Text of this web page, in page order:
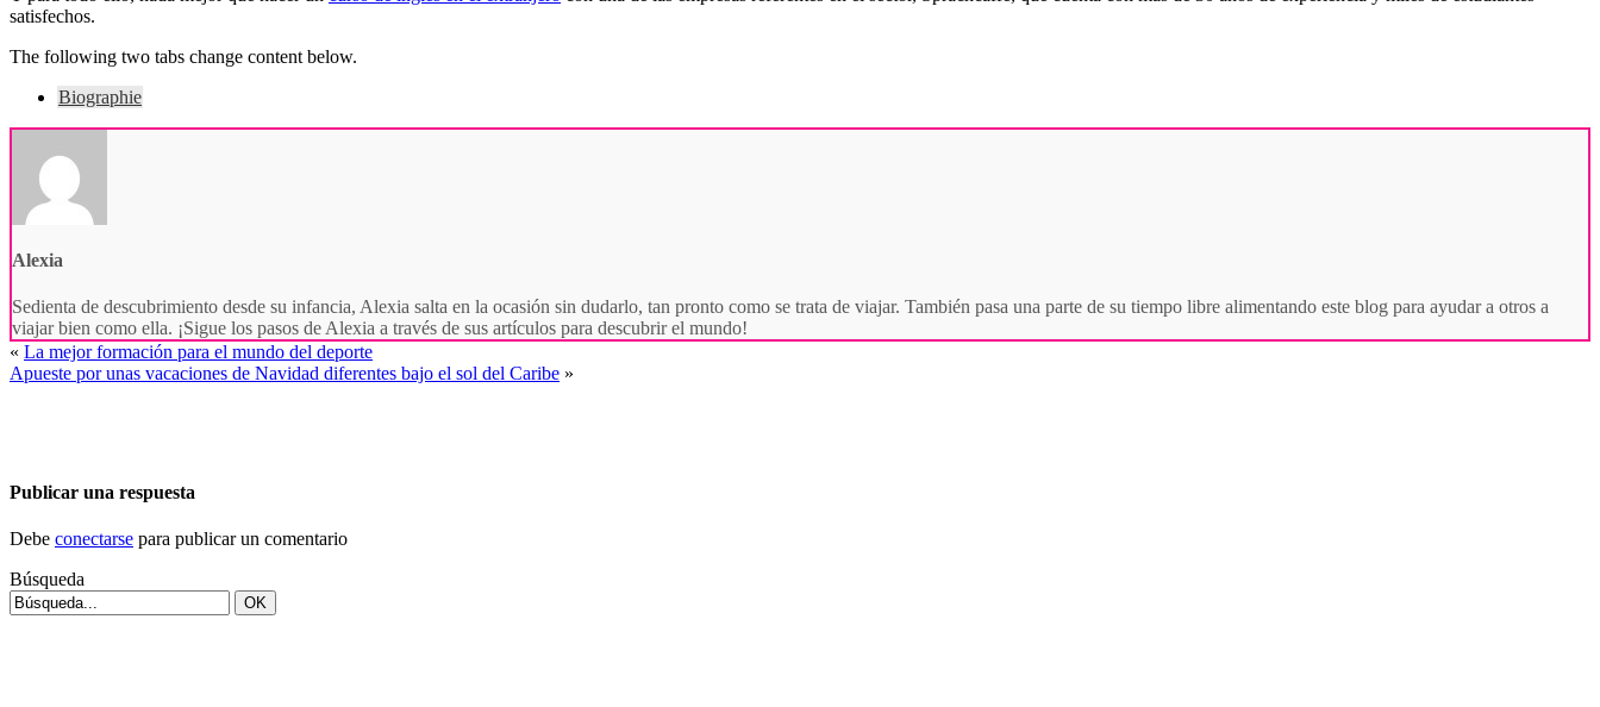
satisfechos.
The following two tabs change content below.
Biographie
Alexia
Sedienta de descubrimiento desde su infancia, Alexia salta en la ocasión sin dudarlo, tan pronto como se trata de viajar. También pasa una parte de su tiempo libre alimentando este blog para ayudar a otros a
viajar bien como ella. ¡Sigue los pasos de Alexia a través de sus artículos para descubrir el mundo!
« La mejor formación para el mundo del deporte
Apueste por unas vacaciones de Navidad diferentes bajo el sol del Caribe »
Publicar una respuesta
Debe conectarse para publicar un comentario
Búsqueda